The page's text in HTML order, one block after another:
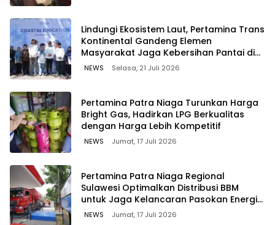
Lindungi Ekosistem Laut, Pertamina Trans
Kontinental Gandeng Elemen
Masyarakat Jaga Kebersihan Pantai di
Bitung, Sulawesi
NEWS Selasa, 21 Juli 2026
Pertamina Patra Niaga Turunkan Harga
Bright Gas, Hadirkan LPG Berkualitas
dengan Harga Lebih Kompetitif
NEWS Jumat, 17 Juli 2026
Pertamina Patra Niaga Regional
Sulawesi Optimalkan Distribusi BBM
untuk Jaga Kelancaran Pasokan Energi
di Seluruh Wilayah Sulawesi
NEWS Jumat, 17 Juli 2026